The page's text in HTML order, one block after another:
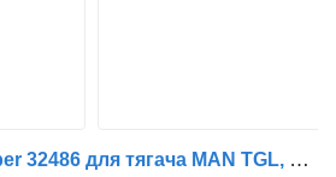
Гидроцилиндр Weber 32486 для тягача MAN TGL, TGM, TGS, TGX (2005-2021)